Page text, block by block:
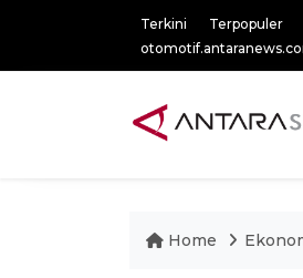
Terkini Terpopuler
Home